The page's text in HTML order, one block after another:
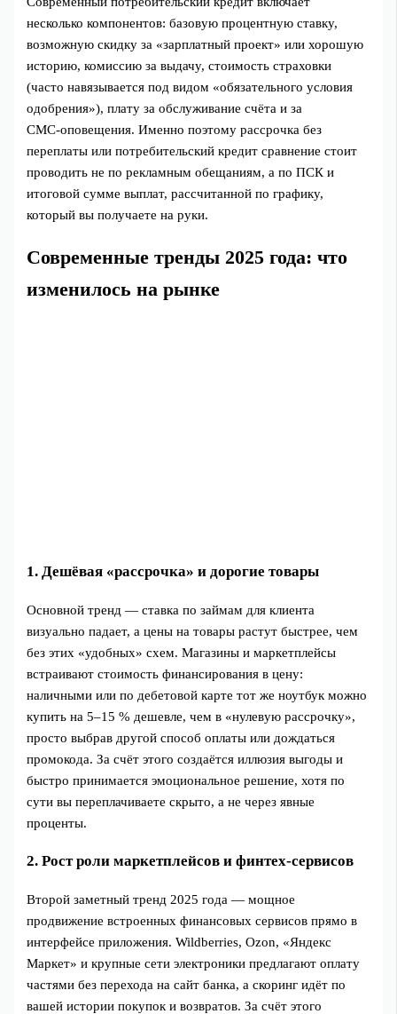
несколько компонентов: базовую процентную ставку,
возможную скидку за «зарплатный проект» или хорошую
историю, комиссию за выдачу, стоимость страховки
(часто навязывается под видом «обязательного условия
одобрения»), плату за обслуживание счёта и за
СМС‑оповещения. Именно поэтому рассрочка без
переплаты или потребительский кредит сравнение стоит
проводить не по рекламным обещаниям, а по ПСК и
итоговой сумме выплат, рассчитанной по графику,
который вы получаете на руки.
Современные тренды 2025 года: что
изменилось на рынке
1. Дешёвая «рассрочка» и дорогие товары
Основной тренд — ставка по займам для клиента
визуально падает, а цены на товары растут быстрее, чем
без этих «удобных» схем. Магазины и маркетплейсы
встраивают стоимость финансирования в цену:
наличными или по дебетовой карте тот же ноутбук можно
купить на 5–15 % дешевле, чем в «нулевую рассрочку»,
просто выбрав другой способ оплаты или дождаться
промокода. За счёт этого создаётся иллюзия выгоды и
быстро принимается эмоциональное решение, хотя по
сути вы переплачиваете скрыто, а не через явные
проценты.
2. Рост роли маркетплейсов и финтех‑сервисов
Второй заметный тренд 2025 года — мощное
продвижение встроенных финансовых сервисов прямо в
интерфейсе приложения. Wildberries, Ozon, «Яндекс
Маркет» и крупные сети электроники предлагают оплату
частями без перехода на сайт банка, а скоринг идёт по
вашей истории покупок и возвратов. За счёт этого